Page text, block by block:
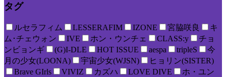
タグ
ルセラフィム LESSERAFIM IZONE 宮脇咲良
キ
ム･チェウォン
IVE ホン・ウンチェ CLASS:y
チョ
ンビョンギ
(G)I-DLE HOT ISSUE aespa tripleS
今
月の少女(LOONA)
宇宙少女(WJSN)
ヒョリン(SISTER)
Brave GIrls
VIVIZ カズハ LOVE DIVE
ホ・ユン